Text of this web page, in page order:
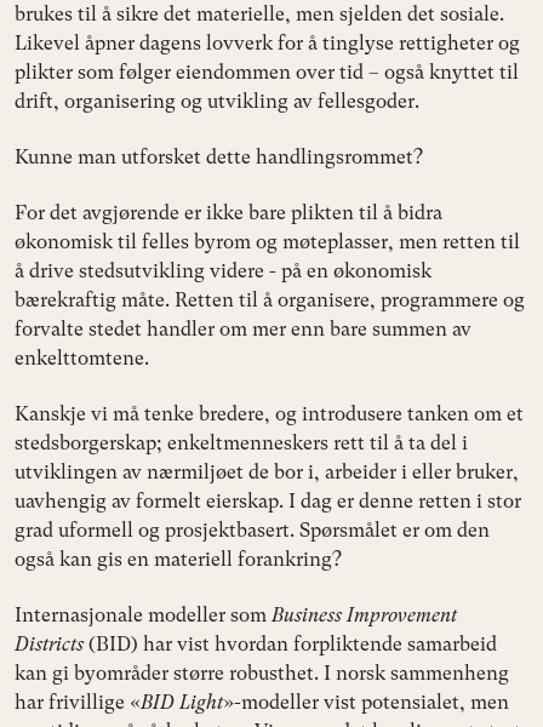
brukes til å sikre det materielle, men sjelden det sosiale.
Likevel åpner dagens lovverk for å tinglyse rettigheter og
plikter som følger eiendommen over tid – også knyttet til
drift, organisering og utvikling av fellesgoder.
Kunne man utforsket dette handlingsrommet?
For det avgjørende er ikke bare plikten til å bidra
økonomisk til felles byrom og møteplasser, men retten til
å drive stedsutvikling videre - på en økonomisk
bærekraftig måte. Retten til å organisere, programmere og
forvalte stedet handler om mer enn bare summen av
enkelttomtene.
Kanskje vi må tenke bredere, og introdusere tanken om et
stedsborgerskap; enkeltmenneskers rett til å ta del i
utviklingen av nærmiljøet de bor i, arbeider i eller bruker,
uavhengig av formelt eierskap. I dag er denne retten i stor
grad uformell og prosjektbasert. Spørsmålet er om den
også kan gis en materiell forankring?
Internasjonale modeller som Business Improvement
Districts(BID) har vist hvordan forpliktende samarbeid
kan gi byområder større robusthet. I norsk sammenheng
har frivillige «BID Light»-modeller vist potensialet, men